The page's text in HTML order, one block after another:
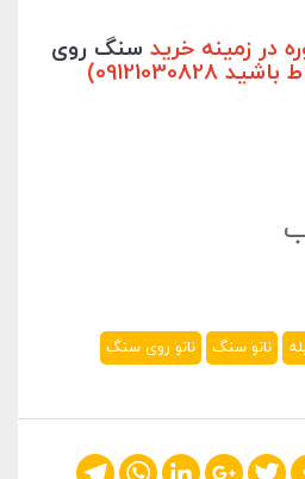
در زمینه خرید سنگ روی
09121030828)
نانو سنگ نانو روی سنگ
Twitter
Google+
LinkedIn
WhatsApp
Telegram